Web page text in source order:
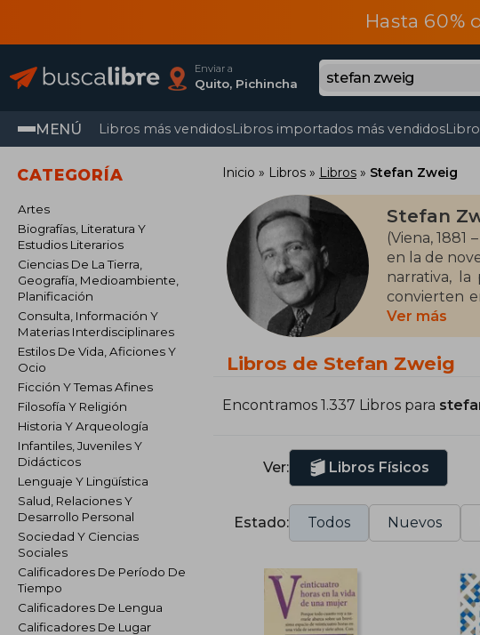
Hasta
Enviar a
Quito, Pichincha
MENÚ Libros más vendidosLibros importados más vendidos
CATEGORÍA
Artes
Biografías, Literatura Y
Estudios Literarios
Ciencias De La Tierra,
Geografía, Medioambiente,
Planificación
Consulta, Información Y
Materias Interdisciplinares
Estilos De Vida, Aficiones Y
Ocio
Ficción Y Temas Afines
Filosofía Y Religión
Historia Y Arqueología
Infantiles, Juveniles Y
Didácticos
Lenguaje Y Lingüística
Salud, Relaciones Y
Desarrollo Personal
Sociedad Y Ciencias
Sociales
Calificadores De Período De
Tiempo
Calificadores De Lengua
Calificadores De Lugar
Inicio Libros Libros Stefan Zweig
Stefan
(Viena,
en la de
narrativa,
convierten
Roth,
que por
Ver más
Libros de Stefan Zweig
Encontramos 1.337 Libros para
Ver: Libros Físicos
Estado: Todos Nuevos